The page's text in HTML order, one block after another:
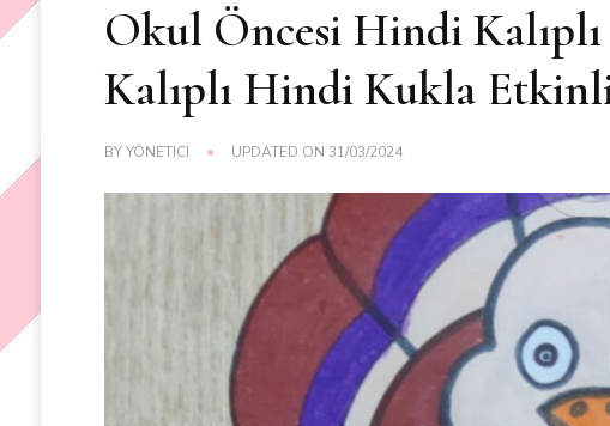
Okul Öncesi Hindi
Kalıplı Hindi Kukla
BYYÖNETICI UPDATED ON 31/03/2024